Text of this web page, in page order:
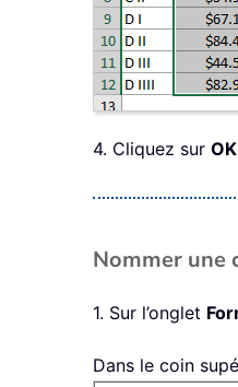
4. Cliquez sur OK
Nommer une
1. Sur l’onglet
Dans le coin